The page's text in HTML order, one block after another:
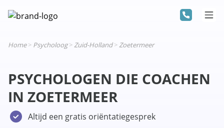
Home > Psycholoog >Zuid-Holland >Zoetermeer
PSYCHOLOGEN DIE COACHEN
IN ZOETERMEER
Altijd een gratis oriëntatiegesprek